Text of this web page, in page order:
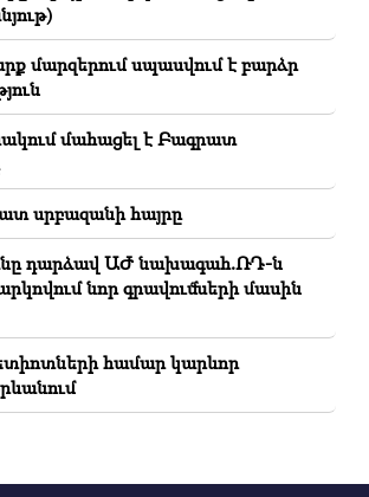
մարզերում սպասվում է բարձր
մահացել է Բագրատ
սրբազանի հայրը
դարձավ ԱԺ նախագահ.ՌԴ-ն
նոր գրավումների մասին
համար կարևոր